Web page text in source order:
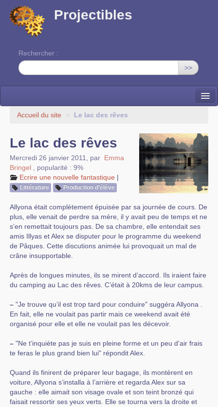
Projectibles
Rechercher :
>>
La ruche
EDITO
Accueil du site > Le lac des rêves
Le lac des rêves
Mercredi 26 janvier 2011 par Emma
Bringel
popularité : 9%
Ecrire une nouvelle fantastique |
Littérature Production d’élève
Allyona était complètement épuisée par sa journée de cours. De
plus, elle venait de perdre sa mère, il y avait peu de temps et ne
s’en remettait toujours pas. De sa chambre, elle entendait ses
amis Illyas et Alex se disputer pour le programme du weekend
de Pâques. Cette discutions animée lui provoquait un mal de
crâne insupportable.
Après de longues minutes, ils se mirent d’accord. Ils iraient faire
du camping au Lac des rêves. C’était à 20kms de leur campus.
– "Je trouve qu’il est trop tard pour conduire" suggéra Allyona .
En fait, elle ne voulait pas partir mais ce weekend avait été
organisé pour elle et elle ne voulait pas les décevoir.
– "Ne t’inquiète pas je suis en pleine forme et un peu d’air frais
te feras le plus grand bien lui" répondit Alex.
Quand ils finirent de préparer leur bagage, ils montèrent en
voiture, Allyona s’installa à l’arrière et regarda Alex sur sa
gauche : elle aimait son visage ovale et son teint bronzé qui
faisait ressortir ses yeux verts. Elle se tourna vers la droite et